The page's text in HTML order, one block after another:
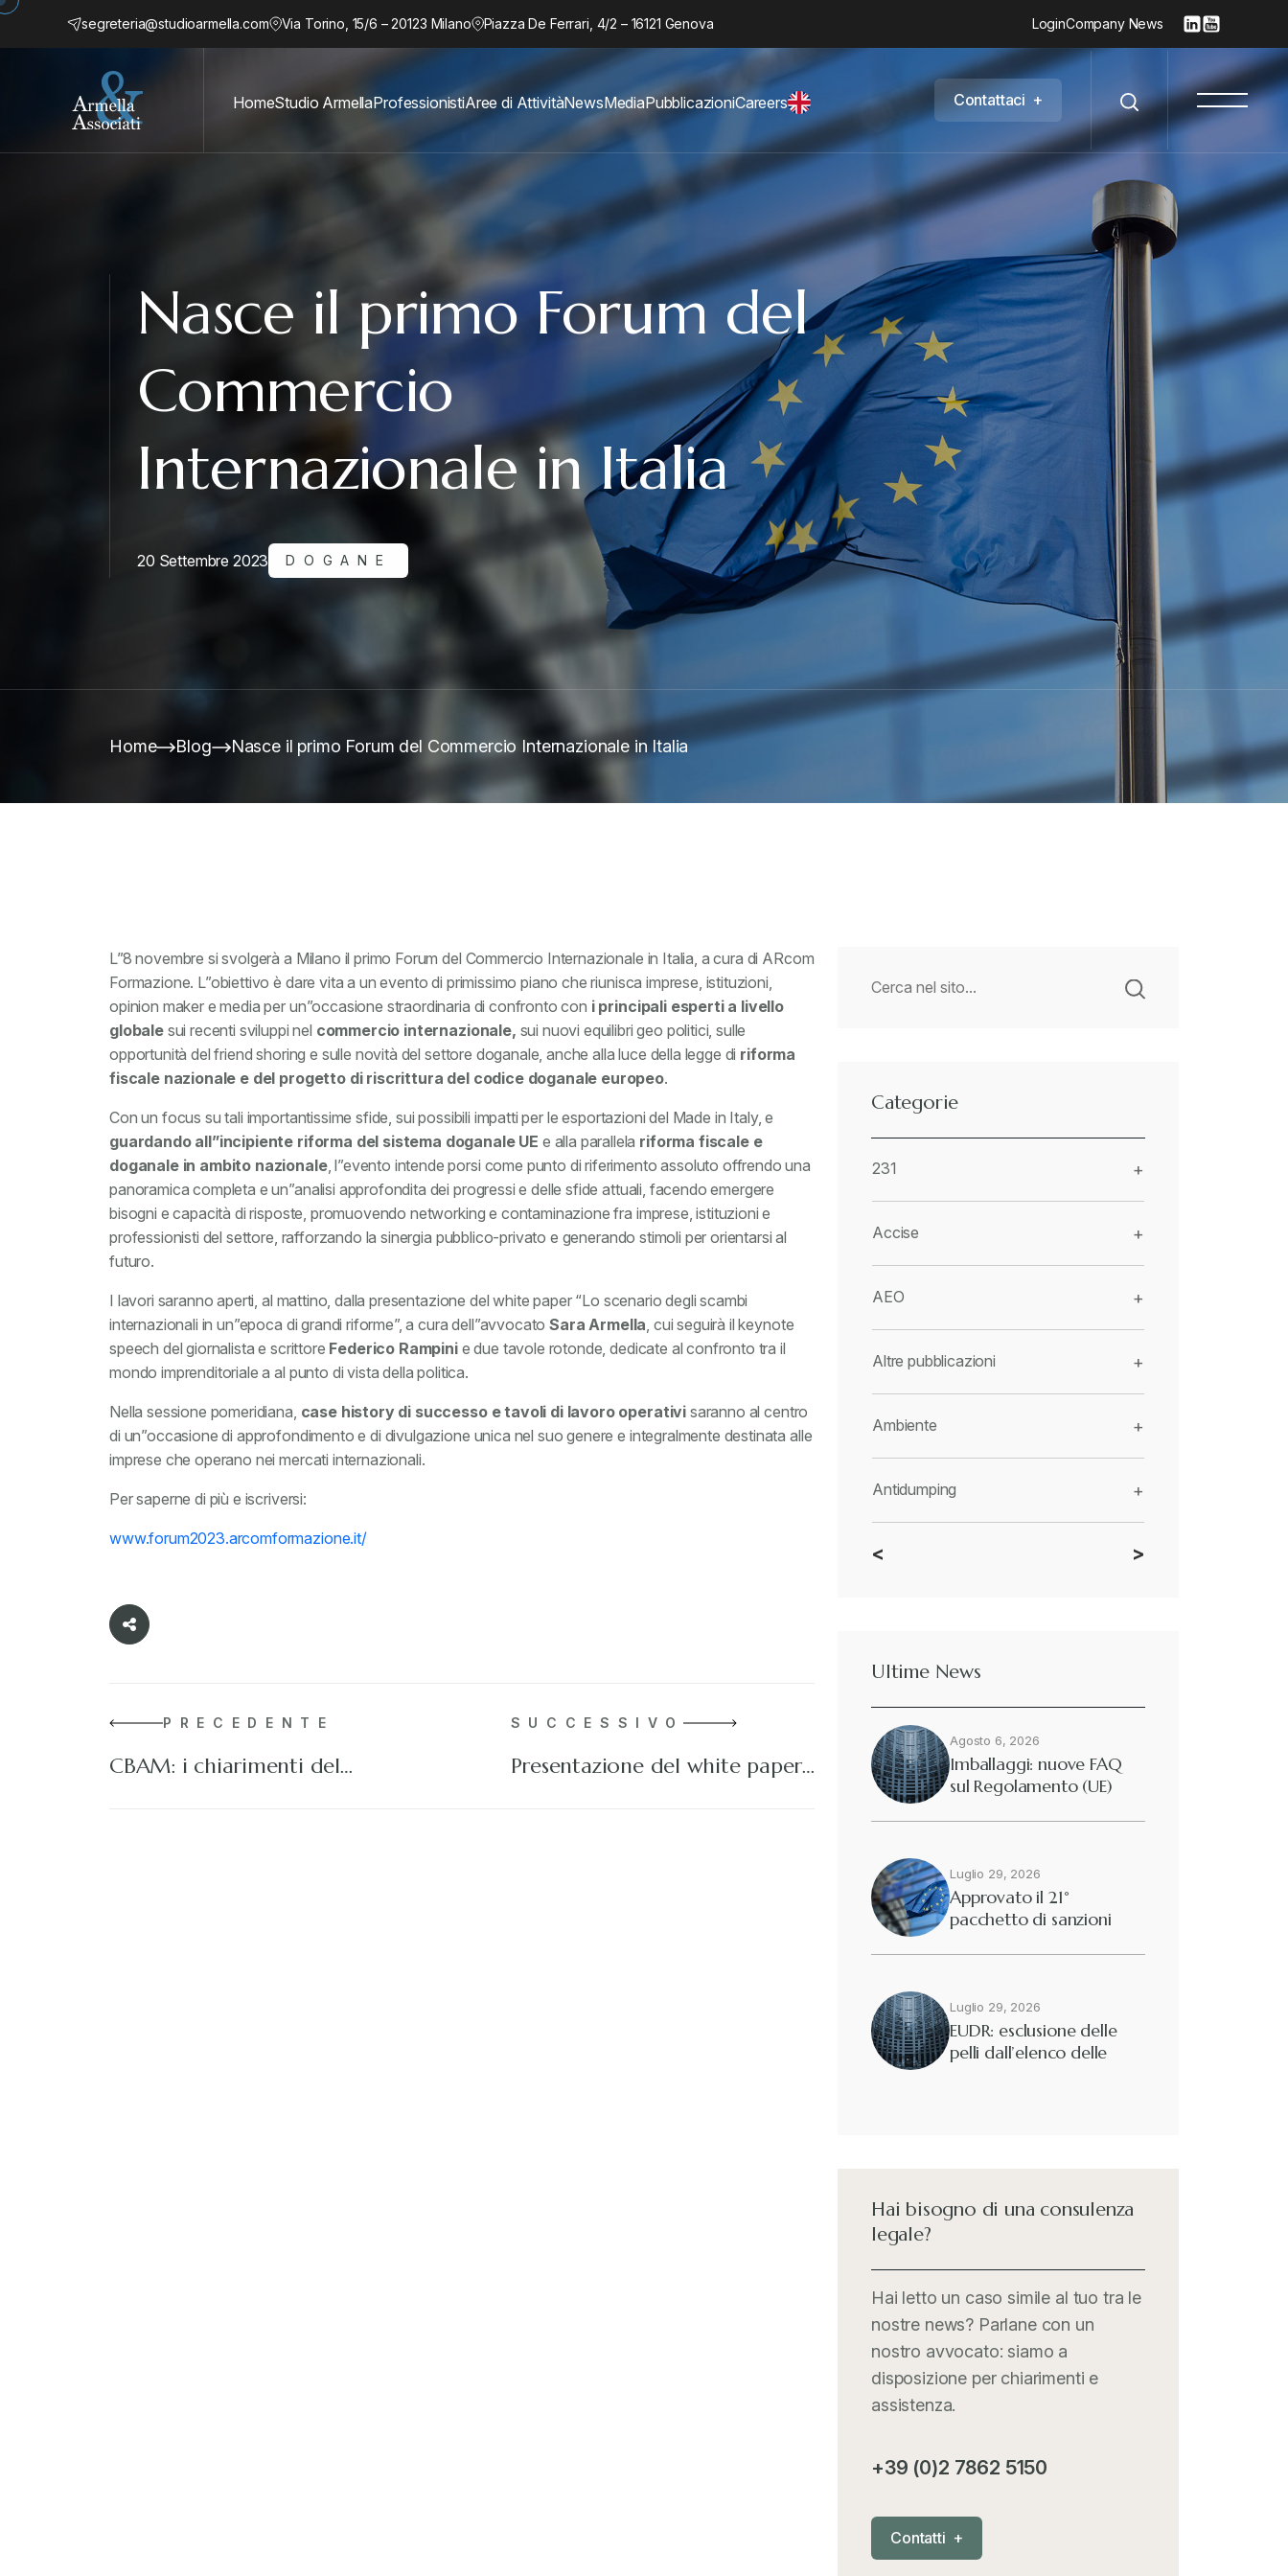
segreteria@studioarmella.com Via Torino, 15/6 – 20123 Milano Piazza De Ferrari, 4/2 – 16121 Genova LoginCompany News
HomeStudio ArmellaProfessionistiAree di AttivitàNewsMediaPubblicazioniCareers Contattaci +
Nasce il primo Forum del
Commercio
Internazionale in Italia
20 Settembre 2023 DOGANE
Home Blog Nasce il primo Forum del Commercio Internazionale in Italia
L”8 novembre si svolgerà a Milano il primo Forum del Commercio Internazionale in Italia, a cura di ARcom
Formazione. L”obiettivo è dare vita a un evento di primissimo piano che riunisca imprese, istituzioni,
opinion maker e media per un”occasione straordinaria di confronto con i principali esperti a livello
globalesui recenti sviluppi nel commercio internazionale, sui nuovi equilibri geo politici, sulle
opportunità del friend shoring e sulle novità del settore doganale, anche alla luce della legge di riforma
fiscale nazionale e del progetto di riscrittura del codice doganale europeo.
Con un focus su tali importantissime sfide, sui possibili impatti per le esportazioni del Made in Italy, e
guardando all”incipiente riforma del sistema doganale UE e alla parallela riforma fiscale e
doganale in ambito nazionale, l”evento intende porsi come punto di riferimento assoluto offrendo una
panoramica completa e un”analisi approfondita dei progressi e delle sfide attuali, facendo emergere
bisogni e capacità di risposte, promuovendo networking e contaminazione fra imprese, istituzioni e
professionisti del settore, rafforzando la sinergia pubblico-privato e generando stimoli per orientarsi al
futuro.
I lavori saranno aperti, al mattino, dalla presentazione del white paper “Lo scenario degli scambi
internazionali in un”epoca di grandi riforme”, a cura dell”avvocatoSara Armella, cui seguirà il keynote
speech del giornalista e scrittore Federico Rampinie due tavole rotonde, dedicate al confronto tra il
mondo imprenditoriale a al punto di vista della politica.
Nella sessione pomeridiana, case history di successo e tavoli di lavoro operativi saranno al centro
di un”occasione di approfondimento e di divulgazione unica nel suo genere e integralmente destinata alle
imprese che operano nei mercati internazionali.
Per saperne di più e iscriversi:
www.forum2023.arcomformazione.it/
PRECEDENTE
CBAM: i chiarimenti del…
SUCCESSIVO
Presentazione del white paper…
Categorie
231 +
Accise +
AEO +
Altre pubblicazioni +
Ambiente +
Antidumping +
CBAM +
Deforestazione
Diritto tributario internazionale
Dogane
Eutekne
Fisco e tributi
Guide e Manuali
Iva comunitaria e nazionale
MementoPiù - Giuffré
Nautica
< >
Ultime News
Agosto 6, 2026
Imballaggi: nuove FAQ
sul Regolamento (UE)
Luglio 29, 2026
Approvato il 21°
pacchetto di sanzioni
Luglio 29, 2026
EUDR: esclusione delle
pelli dall’elenco delle
Hai bisogno di una consulenza
legale?
Hai letto un caso simile al tuo tra le
nostre news? Parlane con un
nostro avvocato: siamo a
disposizione per chiarimenti e
assistenza.
+39 (0)2 7862 5150
Contatti +